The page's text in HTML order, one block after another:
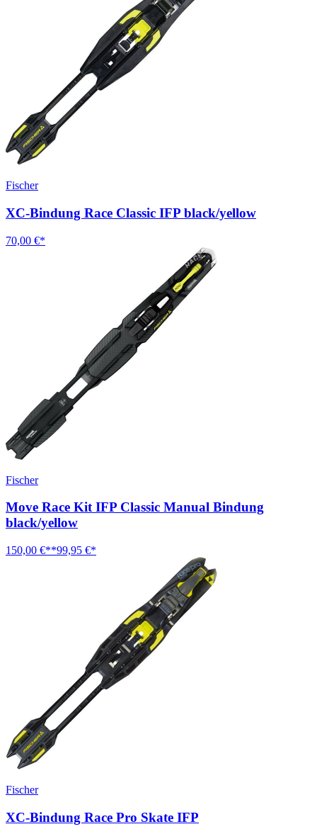
Fischer
XC-Bindung Race Classic IFP black/yellow
70,00 €*
Fischer
Move Race Kit IFP Classic Manual Bindung
black/yellow
150,00 €**99,95 €*
Fischer
XC-Bindung Race Pro Skate IFP